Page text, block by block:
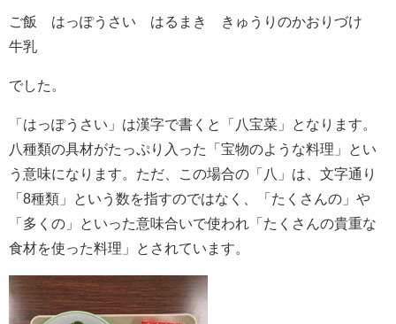
ご飯 はっぽうさい はるまき きゅうりのかおりづけ
牛乳
でした。
「はっぽうさい」は漢字で書くと「八宝菜」となります。
八種類の具材がたっぷり入った「宝物のような料理」とい
う意味になります。ただ、この場合の「八」は、文字通り
「8種類」という数を指すのではなく、「たくさんの」や
「多くの」といった意味合いで使われ「たくさんの貴重な
食材を使った料理」とされています。